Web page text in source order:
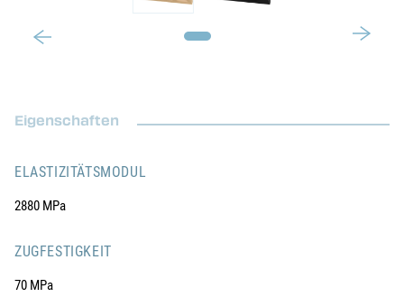
Eigenschaften
ELASTIZITÄTSMODUL
2880 MPa
ZUGFESTIGKEIT
70 MPa